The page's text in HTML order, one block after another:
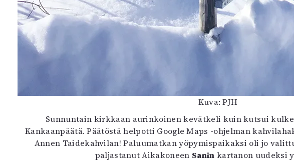
Kuva: PJH
Sunnuntain kirkkaan aurinkoinen kevätkeli kuin kutsui
Kankaanpäätä. Päätöstä helpotti Google Maps -ohjelman
Annen Taidekahvilan! Paluumatkan yöpymispaikaksi oli jo
paljastanut Aikakoneen Sanin kartanon uudeksi